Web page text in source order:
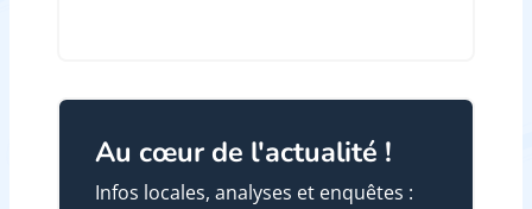
Au cœur de l'actualité !
Infos locales, analyses et enquêtes :